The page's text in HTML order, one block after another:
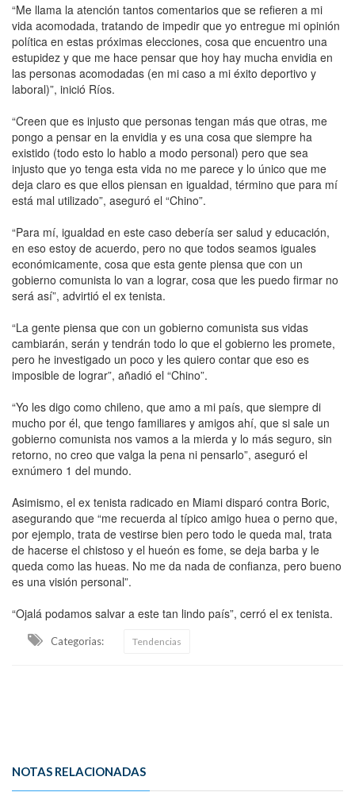
“Me llama la atención tantos comentarios que se refieren a mi
vida acomodada, tratando de impedir que yo entregue mi opinión
política en estas próximas elecciones, cosa que encuentro una
estupidez y que me hace pensar que hoy hay mucha envidia en
las personas acomodadas (en mi caso a mi éxito deportivo y
laboral)”, inició Ríos.
“Creen que es injusto que personas tengan más que otras, me
pongo a pensar en la envidia y es una cosa que siempre ha
existido (todo esto lo hablo a modo personal) pero que sea
injusto que yo tenga esta vida no me parece y lo único que me
deja claro es que ellos piensan en igualdad, término que para mí
está mal utilizado”, aseguró el “Chino”.
“Para mí, igualdad en este caso debería ser salud y educación,
en eso estoy de acuerdo, pero no que todos seamos iguales
económicamente, cosa que esta gente piensa que con un
gobierno comunista lo van a lograr, cosa que les puedo firmar no
será así”, advirtió el ex tenista.
“La gente piensa que con un gobierno comunista sus vidas
cambiarán, serán y tendrán todo lo que el gobierno les promete,
pero he investigado un poco y les quiero contar que eso es
imposible de lograr”, añadió el “Chino”.
“Yo les digo como chileno, que amo a mi país, que siempre di
mucho por él, que tengo familiares y amigos ahí, que si sale un
gobierno comunista nos vamos a la mierda y lo más seguro, sin
retorno, no creo que valga la pena ni pensarlo”, aseguró el
exnúmero 1 del mundo.
Asimismo, el ex tenista radicado en Miami disparó contra Boric,
asegurando que “me recuerda al típico amigo huea o perno que,
por ejemplo, trata de vestirse bien pero todo le queda mal, trata
de hacerse el chistoso y el hueón es fome, se deja barba y le
queda como las hueas. No me da nada de confianza, pero bueno
es una visión personal”.
“Ojalá podamos salvar a este tan lindo país”, cerró el ex tenista.
Categorias: Tendencias
NOTAS RELACIONADAS